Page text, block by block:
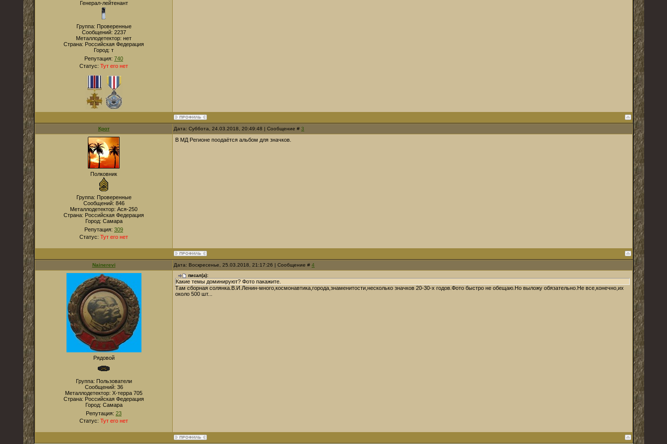
Генерал-лейтенант
Группа: Проверенные
Сообщений: 2237
Металлодетектор: нет
Страна: Российская Федерация
Город: т
Репутация: 740
Статус: Тут его нет
Крот Дата: Суббота, 24.03.2018, 20:49:48 | Сообщение # 3
Полковник
Группа: Проверенные
Сообщений: 846
Металлодетектор: Ася-250
Страна: Российская Федерация
Город: Самара
Репутация: 309
Статус: Тут его нет
В МД Регионе поодаётся альбом для значков.
Nainerevi Дата: Воскресенье, 25.03.2018, 21:17:26 | Сообщение # 4
Рядовой
Группа: Пользователи
Сообщений: 36
Металлодетектор: Х-терра 705
Страна: Российская Федерация
Город: Самара
Репутация: 23
Статус: Тут его нет
писал(а):
Какие темы доминируют? Фото пакажите.
Там сборная солянка.В.И.Ленин-много,космонавтика,города,знаменитости,несколько значков 20-30-х годов.Фото быстро не обещаю.Но выложу обязательно.Не все,конечно,их
около 500 шт...